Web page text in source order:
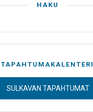
HAKU
TAPAHTUMAKALENTERI
SULKAVAN TAPAHTUMAT